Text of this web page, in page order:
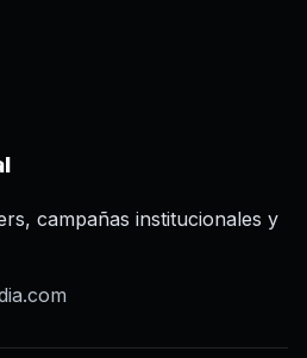
campañas institucionales y